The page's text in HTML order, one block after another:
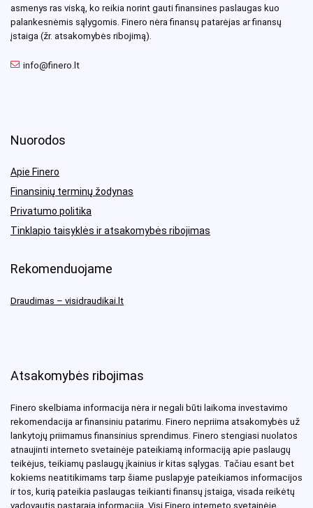
asmenys ras viską, ko reikia norint gauti finansines paslaugas kuo
palankesnėmis sąlygomis. Finero nėra finansų patarėjas ar finansų
įstaiga (žr. atsakomybės ribojimą).
info@finero.lt
Nuorodos
Apie Finero
Finansinių terminų žodynas
Privatumo politika
Tinklapio taisyklės ir atsakomybės ribojimas
Rekomenduojame
Draudimas – visidraudikai.lt
Atsakomybės ribojimas
Finero skelbiama informacija nėra ir negali būti laikoma investavimo
rekomendacija ar finansiniu patarimu. Finero nepriima atsakomybės už
lankytojų priimamus finansinius sprendimus. Finero stengiasi nuolatos
atnaujinti interneto svetainėje pateikiamą informaciją apie paslaugų
teikėjus, teikiamų paslaugų įkainius ir kitas sąlygas. Tačiau esant bet
kokiems neatitikimams tarp šiame puslapyje pateikiamos informacijos
ir tos, kurią pateikia paslaugas teikianti finansų įstaiga, visada reikėtų
vadovautis pastarąją informacija. Visi Finero interneto svetainėje